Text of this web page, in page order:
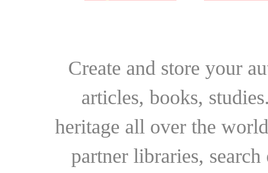
Create and store your
articles, books,
heritage all over the
partner libraries,